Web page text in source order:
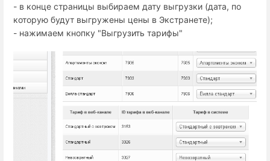
- в конце страницы выбираем дату выгрузки (дата, по
которую будут выгружены цены в Экстранете);
- нажимаем кнопку "Выгрузить тарифы"